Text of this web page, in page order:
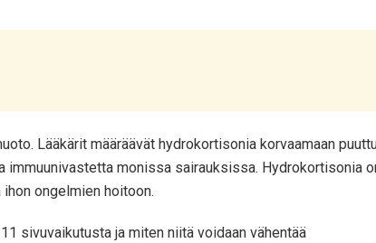
Lääkärit määräävät hydrokortisonia korvaamaan
monissa sairauksissa. Hydrokortisonia
ongelmien hoitoon.